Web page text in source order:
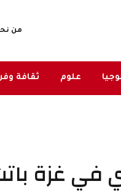
من
علوم ثقافة
في غزة